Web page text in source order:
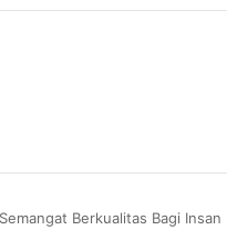
Berkualitas Bagi Insan